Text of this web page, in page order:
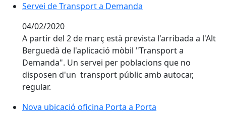
Servei de Transport a Demanda
Servei de Transport a Demanda
04/02/2020
A partir del 2 de març està prevista l'arribada a l'Alt
Berguedà de l'aplicació mòbil "Transport a
Demanda". Un servei per poblacions que no
disposen d'un transport públic amb autocar,
regular.
Nova ubicació oficina Porta a Porta
Nova ubicació oficina Porta a Porta